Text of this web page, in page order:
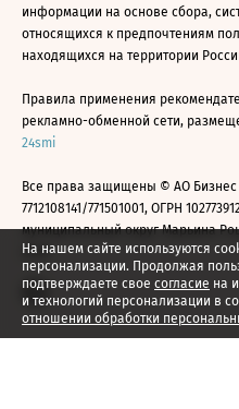
На нашем сайте используются
персонализации. Продолжая
подтверждаете свое согласие на
и технологий персонализации в
отношении обработки
информации на основе сбора,
относящихся к предпочтениям
находящихся на территории
Правила применения
рекламно-обменной сети,
24smi
Все права защищены © АО
7712108141/771501001, ОГРН
муниципальный округ Марьина
2026